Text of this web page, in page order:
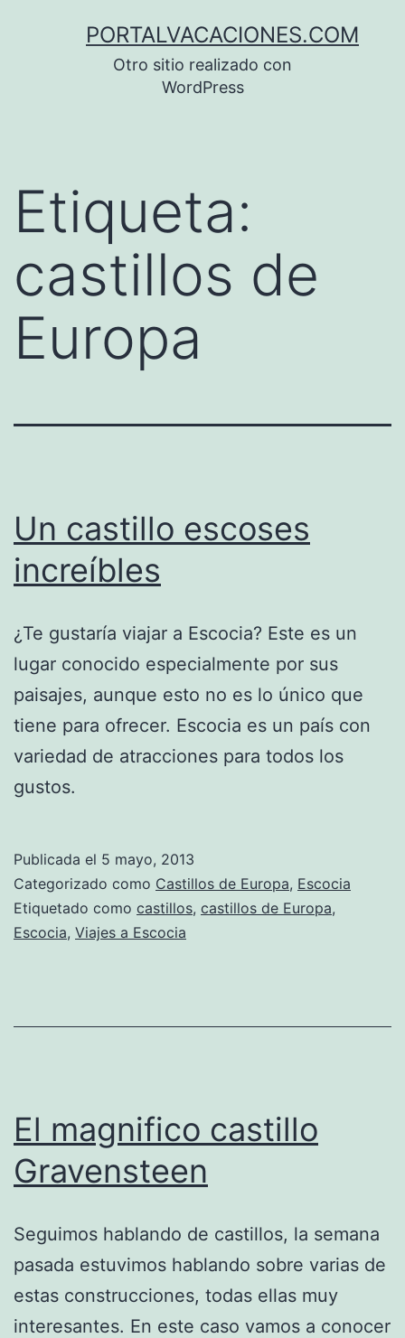
PORTALVACACIONES.COM
Otro sitio realizado con
WordPress
Etiqueta:
castillos de
Europa
Un castillo escoses
increíbles
¿Te gustaría viajar a Escocia? Este es un
lugar conocido especialmente por sus
paisajes, aunque esto no es lo único que
tiene para ofrecer. Escocia es un país con
variedad de atracciones para todos los
gustos.
Publicada el 5 mayo, 2013
Categorizado como Castillos de Europa, Escocia
Etiquetado como castillos, castillos de Europa,
Escocia, Viajes a Escocia
El magnifico castillo
Gravensteen
Seguimos hablando de castillos, la semana
pasada estuvimos hablando sobre varias de
estas construcciones, todas ellas muy
interesantes. En este caso vamos a conocer